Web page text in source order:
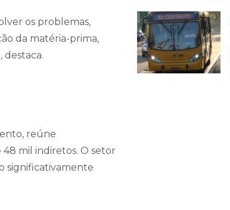
os problemas,
da matéria-prima,
destaca.
reúne
mil indiretos. O setor
significativamente